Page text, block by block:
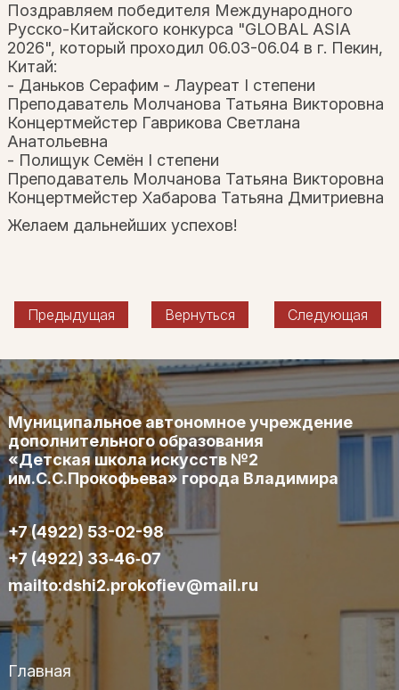
Поздравляем победителя Международного
Русско-Китайского конкурса "GLOBAL ASIA
2026", который проходил 06.03-06.04 в г. Пекин,
Китай:
- Даньков Серафим - Лауреат I степени
Преподаватель Молчанова Татьяна Викторовна
Концертмейстер Гаврикова Светлана
Анатольевна
- Полищук Семён I степени
Преподаватель Молчанова Татьяна Викторовна
Концертмейстер Хабарова Татьяна Дмитриевна
Желаем дальнейших успехов!
Предыдущая Вернуться Следующая
Муниципальное автономное учреждение
дополнительного образования
«Детская школа искусств №2
им.С.С.Прокофьева» города Владимира
+7 (4922) 53-02-98
+7 (4922) 33‑46‑07
mailto:dshi2.prokofiev@mail.ru
Главная